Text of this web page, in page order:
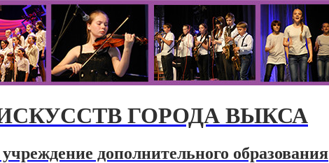
ГОРОДА ВЫКСА
дополнительного образования